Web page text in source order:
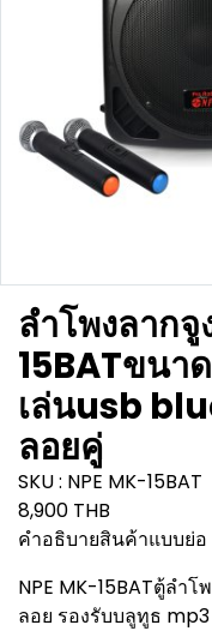
ลำโพงลากจู
15BATขนา
เล่นusb
ลอยคู่
SKU : NPE MK-15BAT
8,900 THB
คำอธิบายสินค้าแบบย่อ
NPE MK-15BATตู้ลำ
ลอย รองรับบลูทูธ